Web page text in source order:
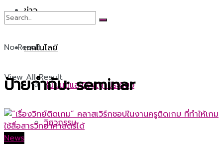
ข่าว
เทคโนโลยี
หุ่นยนต์และปัญญาประดิษฐ์
วิศวกรรม
No Result
View All Result
ป้ายกำกับ:seminar
News